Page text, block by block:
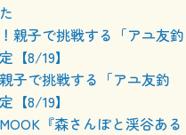
子で挑戦する「アユ友釣
【8/19】